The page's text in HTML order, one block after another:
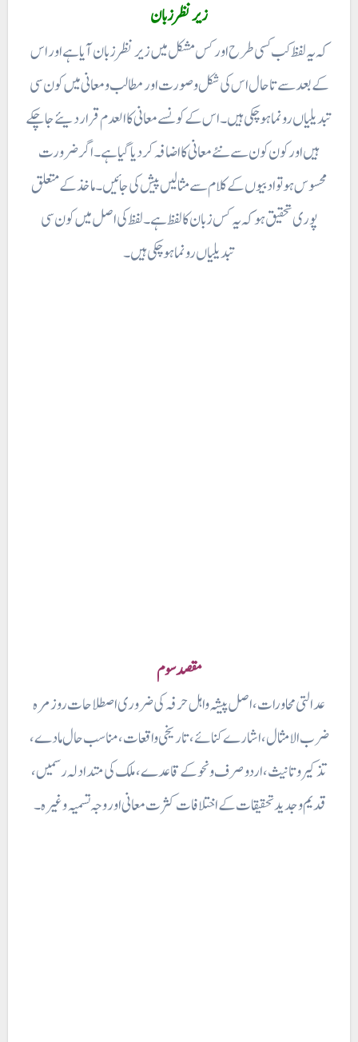
زیر نظر زبان
کہ یہ لفظ کب کسی طرح اور کس مشکل میں زیر نظر زبان آیا ہے اور اس
کے بعد سے تا حال اس کی شکل وصورت اور مطالب و معانی میں کون سی
تبدیلیاں رونما ہو چکی ہیں۔ اس کے کونسے معانی کا العدم قرار دیئے جاچکے
ہیں اور کون کون سے نئے معانی کا اضافہ کر دیا گیا ہے ۔ اگر ضرورت
محسوس ہو تو ادبیوں کے کلام سے مثالیں پیش کی جائیں ۔ ماخذ کے متعلق
پوری تحقیق ہو کہ یہ کس زبان کا لفظ ہے۔ لفظ کی اصل میں کون سی
تبدیلیاں رونما ہو چکی ہیں۔
مقصد سوم
عدالتی محاورات، اصل پیشہ واہل حرفہ کی ضروری اصطلاحات روز مرہ
ضرب الامثال ، اشارے کنائے ، تاریخی واقعات ، مناسب حال مادے ،
تذکیر و تانیث، اردو صرف ونحو کے قاعدے ، ملک کی متدادلہ رسمیں ،
قدیم و جدید تحقیقات کے اختلافات کثرت معانی اور وجہ تسمیہ وغیرہ۔